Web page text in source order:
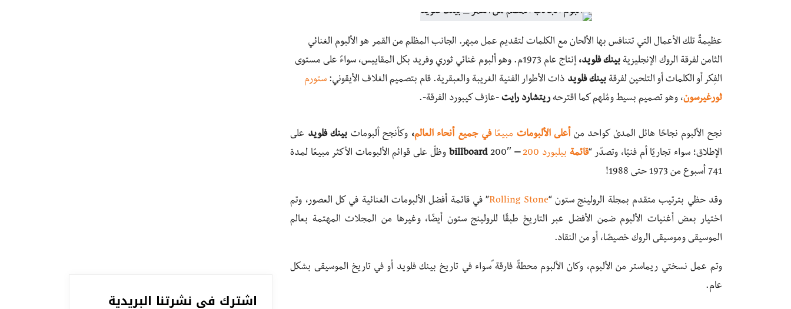
عظيمةٌ تلك الأعمال التي تتنافس بها الألحان مع الكلمات لتقديم عمل مبهر. الجانب المظلم من القمر هو الألبوم الغنائي
الثامن لفرقة الروك الإنجليزية بينك فلويد،
إنتاج عام 1973م. وهو ألبوم غنائي ثوري وفريد بكل المقاييس، سواءً على مستوى
الفِكر أو الكلمات أو التلحين لفرقة بينك فلويد ذات الأطوار الفنية الغريبة والعبقرية. قام بتصميم الغلاف الأيقوني: ستورم
ثورغيرسون، وهو تصميم بسيط ومُلهم كما اقترحه ريتشارد رايت -عازف كيبورد الفرقة-.
نجح الألبوم نجاحًا هائل المدىٰ كواحد من أعلى الألبومات مبيعًا في جميع أنحاء العالم، وكأنجح ألبومات بينك فلويد على
الإطلاق؛ سواء تجاريًا أم فنيًا، وتصدّر “قائمة بيلبورد – billboard
200″ وظلّ على قوائم الألبومات الأكثر مبيعًا لمدة
741 أسبوع من 1973 حتى 1988!
وقد حظي بترتيب متقدم بمجلة الرولينج ستون “ Rolling Stone
” في قائمة أفضل الألبومات الغنائية في كل العصور، وتم
اختيار بعض أغنيات الألبوم ضمن الأفضل عبر التاريخ طبقًا للرولينج ستون أيضًا، وغيرها من المجلات المهتمة بعالم
الموسيقى وموسيقى الروك خصيصًا، أو من النقاد.
وتم عمل نسختي ريماستر من الألبوم، وكان الألبوم محطةً فارقة ًسواء في تاريخ بينك فلويد أو في تاريخ الموسيقى بشكل
عام.
اشترك في نشرتنا البريدية